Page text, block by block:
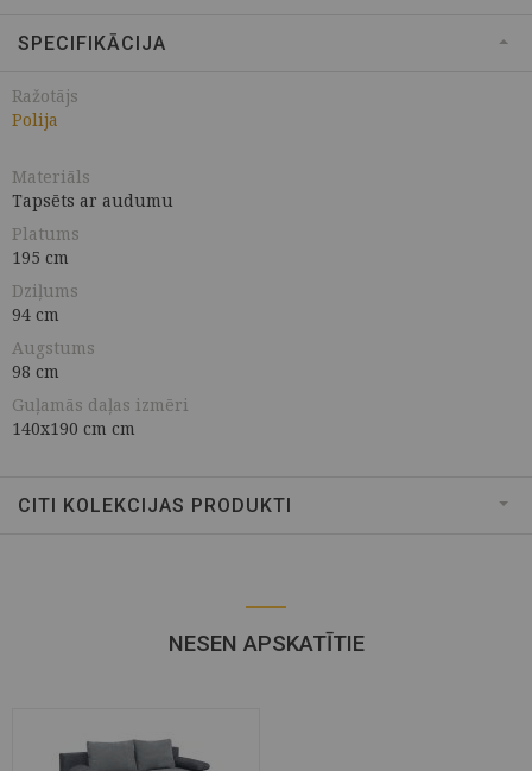
SPECIFIKĀCIJA
Ražotājs
Polija
Materiāls
Tapsēts ar audumu
Platums
195 cm
Dziļums
94 cm
Augstums
98 cm
Guļamās daļas izmēri
140x190 cm cm
CITI KOLEKCIJAS PRODUKTI
NESEN APSKATĪTIE